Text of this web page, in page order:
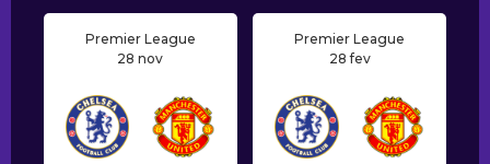
Premier League
28 nov
Premier League
28 fev